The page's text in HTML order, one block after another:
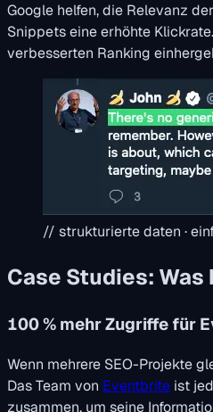
Google helfen, die Relevanz
Snippets eine erhöhte
verbesserten Ranking
// strukturierte daten ·
Case Studies:
100 % mehr Zugriffe für
Wenn mehrere SEO-Projekte
Das Team von Eventbrite ist
zusammen, um seine